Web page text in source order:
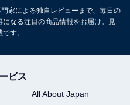
家による独自レビューまで、毎日の
なる注目の商品情報をお届け。見
す。
ビス
All About Japan